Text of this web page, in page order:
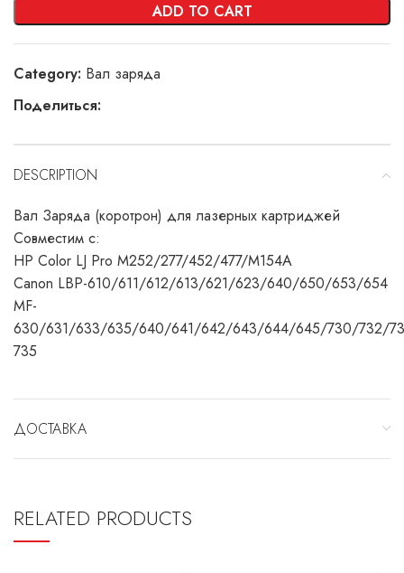
ADD TO CART
Category: Вал заряда
Поделиться:
DESCRIPTION
Вал Заряда (коротрон) для лазерных картриджей
Совместим с:
HP Color LJ Pro M252/277/452/477/M154A
Canon LBP-610/611/612/613/621/623/640/650/653/654
MF-
630/631/633/635/640/641/642/643/644/645/730/732/
735
ДОСТАВКА
RELATED PRODUCTS